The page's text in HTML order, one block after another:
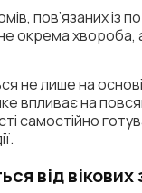
пов’язаних із
окрема
не лише на
впливає на
самостійно
від вікових